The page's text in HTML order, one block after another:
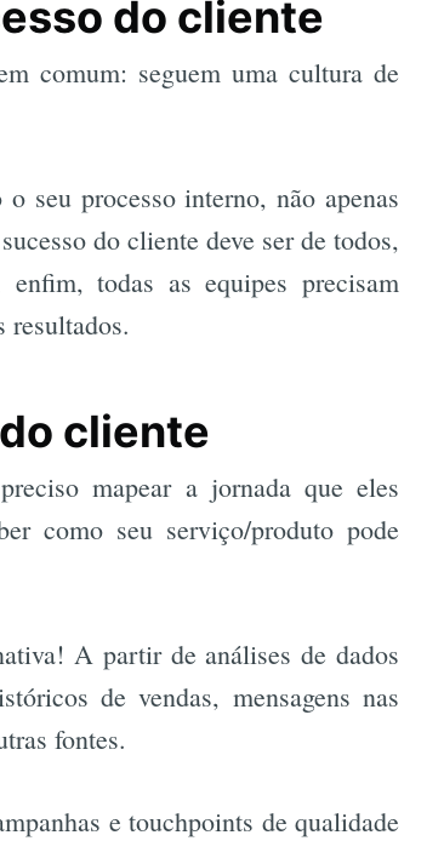
do cliente
comum: seguem uma cultura de
seu processo interno, não apenas
do cliente deve ser de todos,
todas as equipes precisam
resultados.
cliente
mapear a jornada que eles
como seu serviço/produto pode
A partir de análises de dados
de vendas, mensagens nas
fontes.
e touchpoints de qualidade